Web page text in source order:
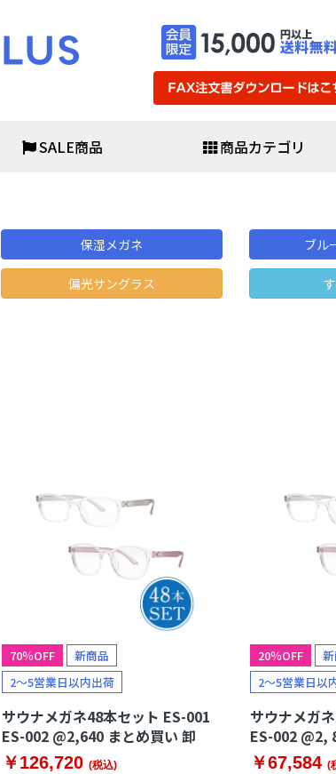
SALE商品 商品カテゴリ
がん検査キット
アルコール
マスク
防災バッグセット
非常用食料品・保
救助用品
発電機・ライト
簡易医療具
保湿メガネ ブル
偏光サングラス
70％OFF
新商品
2～5営業日以内出荷
サウナメガネ48本セット ES-001
ES-002 @2,640 まとめ買い 卸
￥126,720 (税込)
20％OFF
2～5営業日以
サウナメガ
ES-002 @2,
￥67,584 (